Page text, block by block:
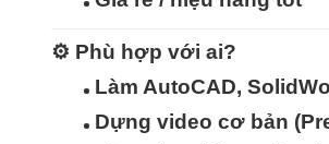
⚙️ Phù hợp với ai?
Làm AutoCAD,
Dựng video cơ bản